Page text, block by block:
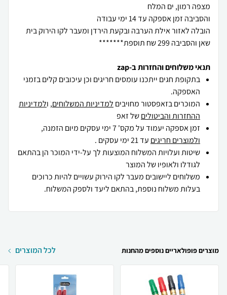
הובלה לאזור אילת הערבה ובקעת הירדן ומעבר לקו הירוק בית
שאן והסביבה 299 שח תוספת*******
תנאי משלוחים והחזרות ב-zap
בתקופת חגים ייתכנו עומסים חריגים וכן עיכובים קלים בזמני
האספקה.
המוכרים בזאפסטור מחויבים למדיניות המשלוחים, ולמדיניות
ההחזרות והביטוליםשל זאפ
זמן אספקה יעמוד על מקס' 7 ימי עסקים מיום הזמנה,
ולמוצרים חריגים עד 21 ימי עסקים .
שיטות ועלויות המשלוח המוצעות לך על-ידי המוכר הן בהתאם
לגודלו ולאופיו של המוצר
משלוחים ליישובים מעבר לקו הירוק עשויים להיות כרוכים
בעלות משלוח נוספת, בהתאם ליעד ולספק המשלוח.
מוצרים פופולאריים נוספים מהחנות לכל המוצרים